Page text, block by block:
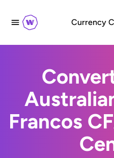
Currency
Francos